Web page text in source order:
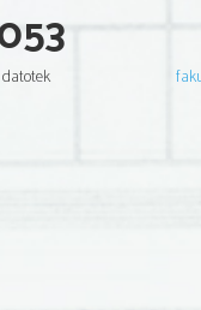
prinesla  zmago severu,
Jug je bil po vojni
bil ubit v atentatu.